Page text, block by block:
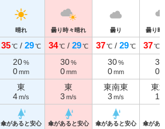
晴れ 曇り時々晴れ 曇り 曇り時
35℃/ 29℃ 34℃/ 29℃ 37℃/ 29℃ 37℃
20%
0mm
30%
0mm
30%
0mm
30
0
東
4m/s
東
3 m/s
東南東
3 m/s
東
1
傘があると安心 傘があると安心 傘があると安心 傘があ